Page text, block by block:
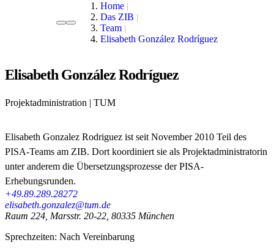
Home
Das ZIB
Team
Elisabeth González Rodríguez
Elisabeth González Rodríguez
Projektadministration | TUM
Elisabeth Gonzalez Rodriguez ist seit November 2010 Teil des
PISA-Teams am ZIB. Dort koordiniert sie als Projektadministratorin
unter anderem die Übersetzungsprozesse der PISA-
Erhebungsrunden.
+49.89.289.28272
elisabeth.gonzalez@tum.de
Raum 224, Marsstr. 20-22, 80335 München
Sprechzeiten: Nach Vereinbarung